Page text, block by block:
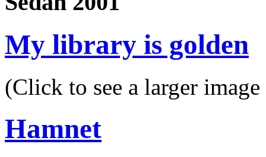
My library is golden
(Click to see a larger
Hamnet